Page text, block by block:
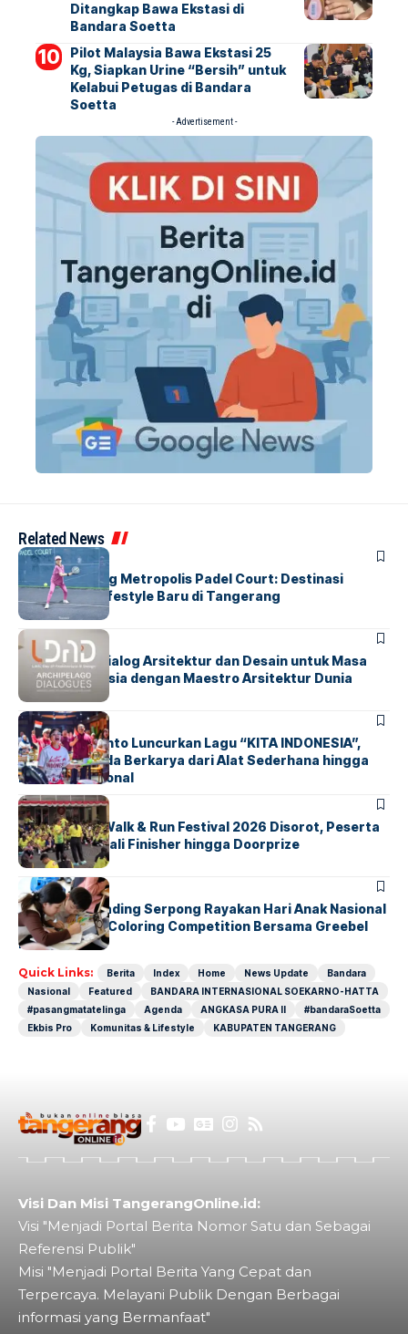
Ditangkap Bawa Ekstasi di
Bandara Soetta
Pilot Malaysia Bawa Ekstasi 25
Kg, Siapkan Urine “Bersih” untuk
Kelabui Petugas di Bandara
Soetta
- Advertisement -
Related News
BERITAHOME
Grand Opening Metropolis Padel Court: Destinasi
Olahraga & Lifestyle Baru di Tangerang
BERITAHOME
LDAD 2026: Dialog Arsitektur dan Desain untuk Masa
Depan Indonesia dengan Maestro Arsitektur Dunia
BERITAINDEX
Marissa Sutanto Luncurkan Lagu “KITA INDONESIA”,
Ajak Anak Muda Berkarya dari Alat Sederhana hingga
Musik Tradisional
BERITAINDEX
Tangsel Fun Walk & Run Festival 2026 Disorot, Peserta
Keluhkan Medali Finisher hingga Doorprize
BERITAINDEX
Atria Hotel Gading Serpong Rayakan Hari Anak Nasional
Lewat Family Coloring Competition Bersama Greebel
Indonesia
Quick Links: Berita Index Home News Update
Bandara
Nasional
Featured
BANDARA INTERNASIONAL SOEKARNO-HATTA
#pasangmatatelinga
Agenda ANGKASA PURA II
#bandaraSoetta
Ekbis Pro
Komunitas & Lifestyle KABUPATEN TANGERANG
Visi Dan Misi TangerangOnline.id:
Visi "Menjadi Portal Berita Nomor Satu dan Sebagai
Referensi Publik"
Misi "Menjadi Portal Berita Yang Cepat dan
Terpercaya. Melayani Publik Dengan Berbagai
informasi yang Bermanfaat"